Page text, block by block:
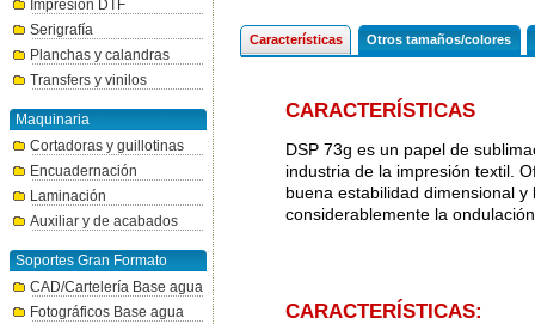
Impresión DTF
Serigrafía
Planchas y calandras
Transfers y vinilos
Maquinaria
Cortadoras y guillotinas
Encuadernación
Laminación
Auxiliar y de acabados
Soportes Gran Formato
CAD/Cartelería Base agua
Fotográficos Base agua
Características Otros tamaños/colores
CARACTERÍSTICAS
DSP 73g es un papel de
industria de la impresión textil.
buena estabilidad dimensional
considerablemente la
CARACTERÍSTICAS: